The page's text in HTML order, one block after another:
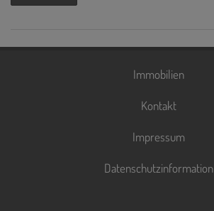
Immobilien
Kontakt
Impressum
Datenschutzinformation